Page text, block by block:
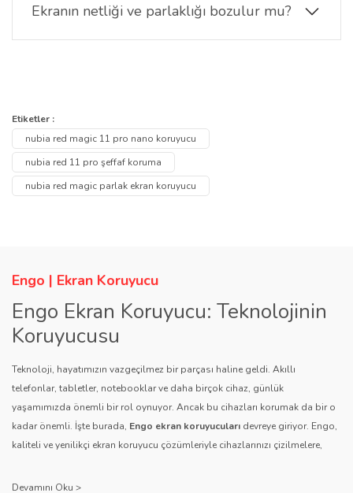
Ekranın netliği ve parlaklığı bozulur mu?
Kesinlikle hayır. Nano ekran koruyucunun şeffaf
Yorum Yaz
konularda yetersiz gördüğünüz noktaları öneri formunu kullanarak
tarafımıza iletebilirsiniz.
Görüş ve önerileriniz için teşekkür ederiz.
Ürün resmi kalitesiz, bozuk veya görüntülenemiyor.
Ürün fiyatı diğer sitelerden daha pahalı.
Bu ürüne benzer farklı alternatifler olmalı.
Gönder
Soru Sor
Etiketler :
nubia red magic 11 pro nano koruyucu
nubia red 11 pro şeffaf koruma
nubia red magic parlak ekran koruyucu
Engo | Ekran Koruyucu
Engo Ekran Koruyucu: Teknolojinin
Koruyucusu
Teknoloji, hayatımızın vazgeçilmez bir parçası haline geldi. Akıllı
telefonlar, tabletler, notebooklar ve daha birçok cihaz, günlük
yaşamımızda önemli bir rol oynuyor. Ancak bu cihazları korumak da bir o
kadar önemli. İşte burada, Engo ekran koruyucuları devreye giriyor. Engo,
kaliteli ve yenilikçi ekran koruyucu çözümleriyle cihazlarınızı çizilmelere,
sağlıyor.